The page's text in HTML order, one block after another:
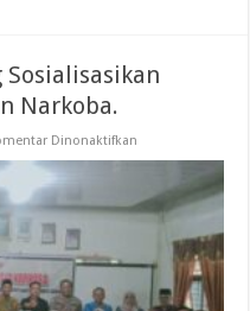
Narkoba.
Dinonaktifkan
Kalang
Sosialisasikan
Bahaya
Penyalahgunaan
Narkoba.